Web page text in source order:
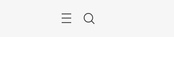
Suche